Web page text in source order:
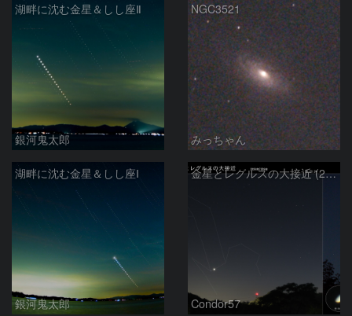
湖畔に沈む金星＆しし座Ⅱ
銀河鬼太郎
NGC3521
みっちゃん
湖畔に沈む金星＆しし座Ⅰ
銀河鬼太郎
金星とレグルスの大接近 (2026/07/09)
Condor57